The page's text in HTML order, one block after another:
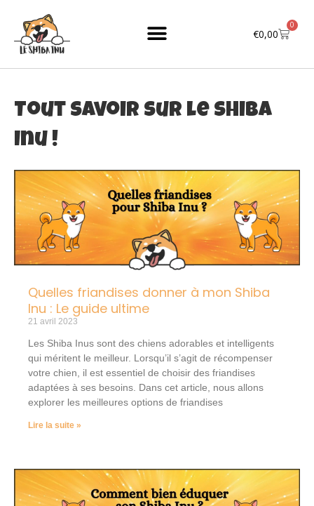
contenu
€0,00
0
Cart
Tout savoir sur le Shiba
Inu !
Quelles friandises donner à mon Shiba
Inu : Le guide ultime
21 avril 2023
Les Shiba Inus sont des chiens adorables et intelligents
qui méritent le meilleur. Lorsqu’il s’agit de récompenser
votre chien, il est essentiel de choisir des friandises
adaptées à ses besoins. Dans cet article, nous allons
explorer les meilleures options de friandises
Lire la suite »
PagePage